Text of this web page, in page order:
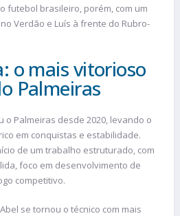
futebol brasileiro, porém, com um
Verdão e Luís à frente do Rubro-
o mais vitorioso
Palmeiras
o Palmeiras desde 2020, levando o
em conquistas e estabilidade.
de um trabalho estruturado, com
foco em desenvolvimento de
competitivo.
se tornou o técnico com mais